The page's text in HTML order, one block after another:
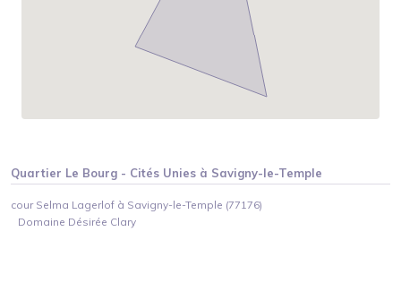
Quartier Le Bourg - Cités Unies à Savigny-le-Temple
cour Selma Lagerlof à Savigny-le-Temple (77176)
Domaine Désirée Clary